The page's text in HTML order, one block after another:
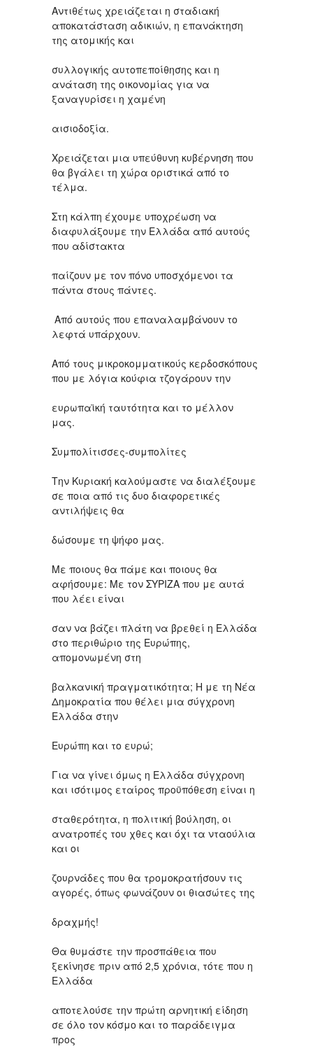
Αντιθέτως χρειάζεται η σταδιακή
αποκατάσταση αδικιών, η επανάκτηση
της ατομικής και
συλλογικής αυτοπεποίθησης και η
ανάταση της οικονομίας για να
ξαναγυρίσει η χαμένη
αισιοδοξία.
Χρειάζεται μια υπεύθυνη κυβέρνηση που
θα βγάλει τη χώρα οριστικά από το
τέλμα.
Στη κάλπη έχουμε υποχρέωση να
διαφυλάξουμε την Ελλάδα από αυτούς
που αδίστακτα
παίζουν με τον πόνο υποσχόμενοι τα
πάντα στους πάντες.
Από αυτούς που επαναλαμβάνουν το
λεφτά υπάρχουν.
Από τους μικροκομματικούς κερδοσκόπους
που με λόγια κούφια τζογάρουν την
ευρωπαϊκή ταυτότητα και το μέλλον
μας.
Συμπολίτισσες-συμπολίτες
Την Κυριακή καλούμαστε να διαλέξουμε
σε ποια από τις δυο διαφορετικές
αντιλήψεις θα
δώσουμε τη ψήφο μας.
Με ποιους θα πάμε και ποιους θα
αφήσουμε: Με τον ΣΥΡΙΖΑ που με αυτά
που λέει είναι
σαν να βάζει πλάτη να βρεθεί η Ελλάδα
στο περιθώριο της Ευρώπης,
απομονωμένη στη
βαλκανική πραγματικότητα; Η με τη Νέα
Δημοκρατία που θέλει μια σύγχρονη
Ελλάδα στην
Ευρώπη και το ευρώ;
Για να γίνει όμως η Ελλάδα σύγχρονη
και ισότιμος εταίρος προϋπόθεση είναι η
σταθερότητα, η πολιτική βούληση, οι
ανατροπές του χθες και όχι τα νταούλια
και οι
ζουρνάδες που θα τρομοκρατήσουν τις
αγορές, όπως φωνάζουν οι θιασώτες της
δραχμής!
Θα θυμάστε την προσπάθεια που
ξεκίνησε πριν από 2,5 χρόνια, τότε που η
Ελλάδα
αποτελούσε την πρώτη αρνητική είδηση
σε όλο τον κόσμο και το παράδειγμα
προς